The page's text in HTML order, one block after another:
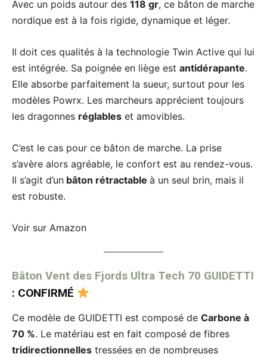
Avec un poids autour des 118 gr, ce bâton de marche
nordique est à la fois rigide, dynamique et léger.
Il doit ces qualités à la technologie Twin Active qui lui
est intégrée. Sa poignée en liège est antidérapante.
Elle absorbe parfaitement la sueur, surtout pour les
modèles Powrx. Les marcheurs apprécient toujours
les dragonnes réglables et amovibles.
C’est le cas pour ce bâton de marche. La prise
s’avère alors agréable, le confort est au rendez-vous.
Il s’agit d’un bâton rétractable à un seul brin, mais il
est robuste.
Voir sur Amazon
Bâton Vent des Fjords Ultra Tech 70 GUIDETTI
: CONFIRMÉ
Ce modèle de GUIDETTI est composé de Carbone à
70 %. Le matériau est en fait composé de fibres
tridirectionnelles tressées en de nombreuses